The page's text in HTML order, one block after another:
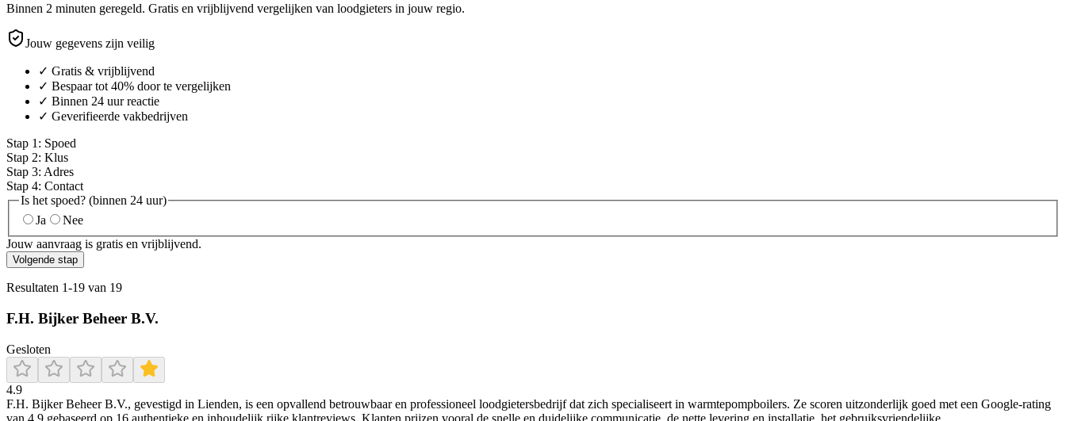
Binnen 2 minuten geregeld. Gratis en vrijblijvend vergelijken van loodgieters in jouw regio.
Jouw gegevens zijn veilig
✓ Gratis & vrijblijvend
✓ Bespaar tot 40% door te vergelijken
✓ Binnen 24 uur reactie
✓ Geverifieerde vakbedrijven
Stap 1 : Spoed
Stap 2: Klus
Stap 3: Adres
Stap 4: Contact
Is het spoed? (binnen 24 uur)
Ja
Nee
Jouw aanvraag is gratis en vrijblijvend.
Volgende stap
Resultaten 1-19 van 19
F.H. Bijker Beheer B.V.
Gesloten
4.9
F.H. Bijker Beheer B.V., gevestigd in Lienden, is een opvallend betrouwbaar en professioneel loodgietersbedrijf dat zich specialiseert in warmtepompboilers. Ze scoren uitzonderlijk goed met een Google-rating
van 4,9 gebaseerd op 16 authentieke en inhoudelijk rijke klantreviews. Klanten prijzen vooral de snelle en duidelijke communicatie, de nette levering en installatie, het gebruiksvriendelijke